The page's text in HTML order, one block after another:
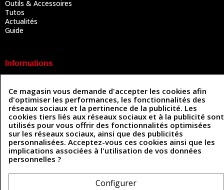
Outils & Accessoires
Tutos
Actualités
Guide
Informations
Conditions Générales de Vente
Politique de confidentialité
Politique des cookies
Contactez-nous
Coordonnées
05 63 34 51 88
contact@cuirenstock.com
Ce magasin vous demande d'accepter les cookies afin
d'optimiser les performances, les fonctionnalités des
réseaux sociaux et la pertinence de la publicité. Les
cookies tiers liés aux réseaux sociaux et à la publicité sont
utilisés pour vous offrir des fonctionnalités optimisées
sur les réseaux sociaux, ainsi que des publicités
personnalisées. Acceptez-vous ces cookies ainsi que les
implications associées à l'utilisation de vos données
personnelles ?
Configurer